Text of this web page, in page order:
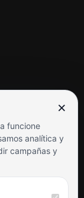
×
funcione
analítica y
campañas y